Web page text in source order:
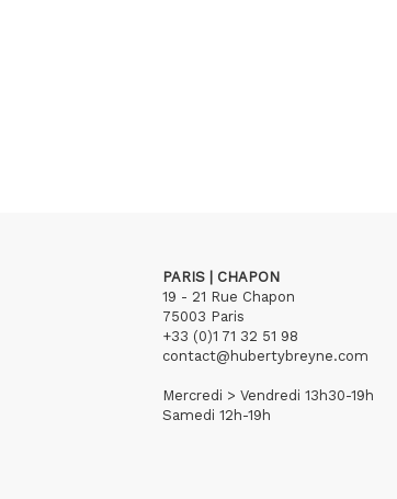
PARIS | CHAPON
19 - 21 Rue Chapon
75003 Paris
+33 (0)1 71 32 51 98
contact@hubertybreyne.com
Mercredi > Vendredi 13h30-19h
Samedi 12h-19h